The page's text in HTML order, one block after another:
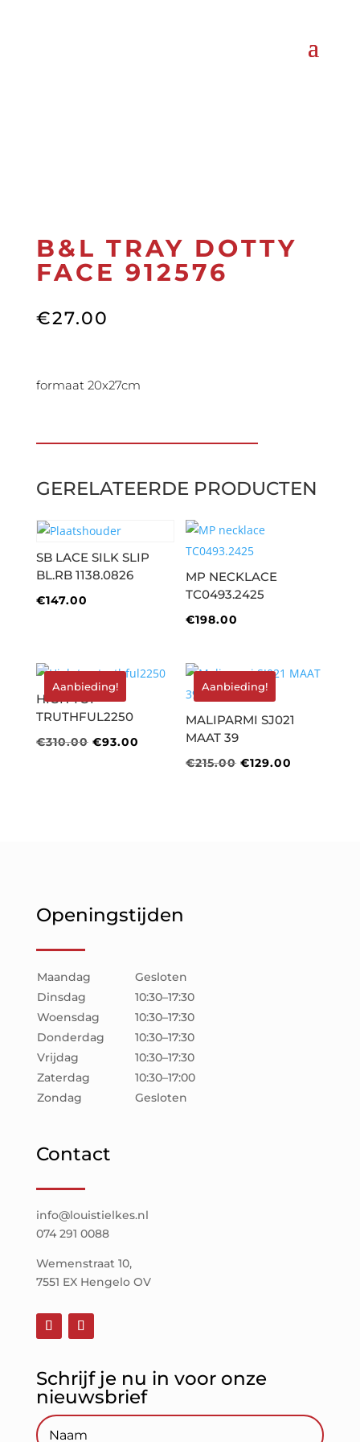
B&L TRAY DOTTY
FACE 912576
€27.00
formaat 20x27cm
GERELATEERDE PRODUCTEN
SB LACE SILK SLIP
BL.RB 1138.0826
€147.00
MP NECKLACE
TC0493.2425
€198.00
Aanbieding!
HIGH TOP
TRUTHFUL2250
€310.00 Oorspronkelijke
€93.00 Huidige
Aanbieding!
MALIPARMI SJ021
MAAT 39
€215.00 Oorspronkelijke
€129.00
Openingstijden
Maandag
Gesloten
Dinsdag
10:30–17:30
Woensdag
10:30–17:30
Donderdag
10:30–17:30
Vrijdag
10:30–17:30
Zaterdag
10:30–17:00
Zondag
Gesloten
Contact
info@louistielkes.nl
074 291 0088
Wemenstraat 10,
7551 EX Hengelo OV
Schrijf je nu in voor onze
nieuwsbrief